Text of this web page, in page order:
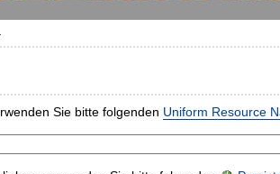
Sie bitte folgenden Uniform Resource